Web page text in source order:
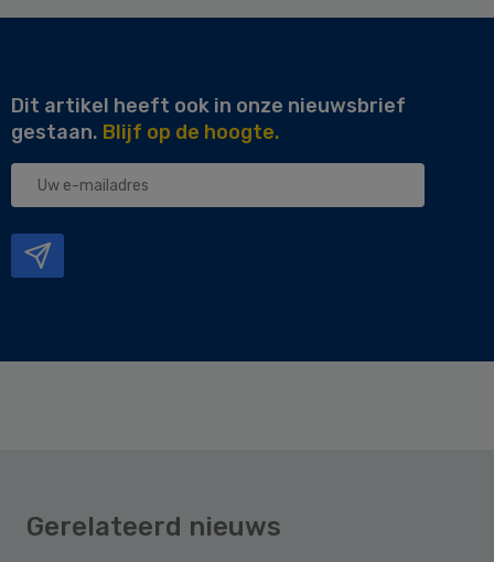
Dit artikel heeft ook in onze nieuwsbrief
gestaan. Blijf op de hoogte.
Uw
Gerelateerd nieuws